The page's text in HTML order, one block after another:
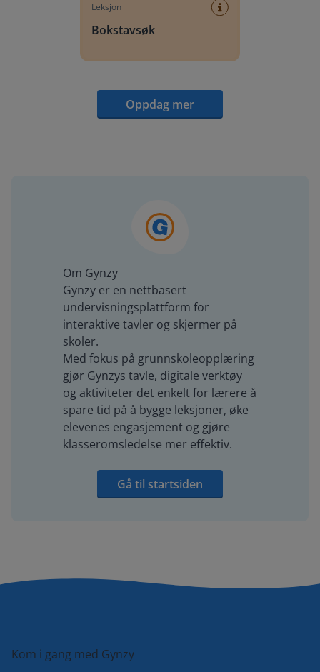
Leksjon
Bokstavsøk
Oppdag mer
Om Gynzy
Gynzy er en nettbasert
undervisningsplattform for
interaktive tavler og skjermer på
skoler.
Med fokus på grunnskoleopplæring
gjør Gynzys tavle, digitale verktøy
og aktiviteter det enkelt for lærere å
spare tid på å bygge leksjoner, øke
elevenes engasjement og gjøre
klasseromsledelse mer effektiv.
Gå til startsiden
Kom i gang med Gynzy